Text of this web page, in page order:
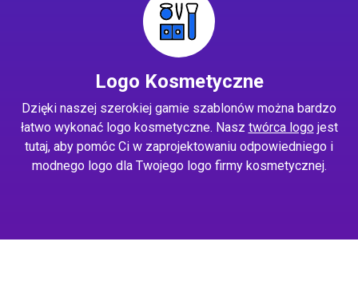
Logo Kosmetyczne
Dzięki naszej szerokiej gamie szablonów można bardzo
łatwo wykonać logo kosmetyczne. Nasz twórca logojest
tutaj, aby pomóc Ci w zaprojektowaniu odpowiedniego i
modnego logo dla Twojego logo firmy kosmetycznej.